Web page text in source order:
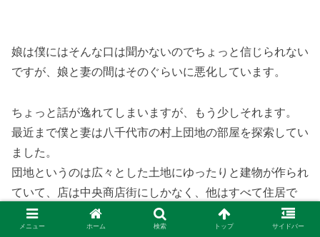
娘は僕にはそんな口は聞かないのでちょっと信じられない
ですが、娘と妻の間はそのぐらいに悪化しています。
ちょっと話が逸れてしまいますが、もう少しそれます。
最近まで僕と妻は八千代市の村上団地の部屋を探索してい
ました。
団地というのは広々とした土地にゆったりと建物が作られ
ていて、店は中央商店街にしかなく、他はすべて住居で
す。
公園もたくさんあり、幼稚園、小学校、中学校、高校も団
メニュー ホーム 検索 トップ サイドバー